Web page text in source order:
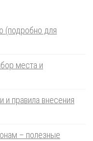
(подробно для
места и
правила внесения
– полезные